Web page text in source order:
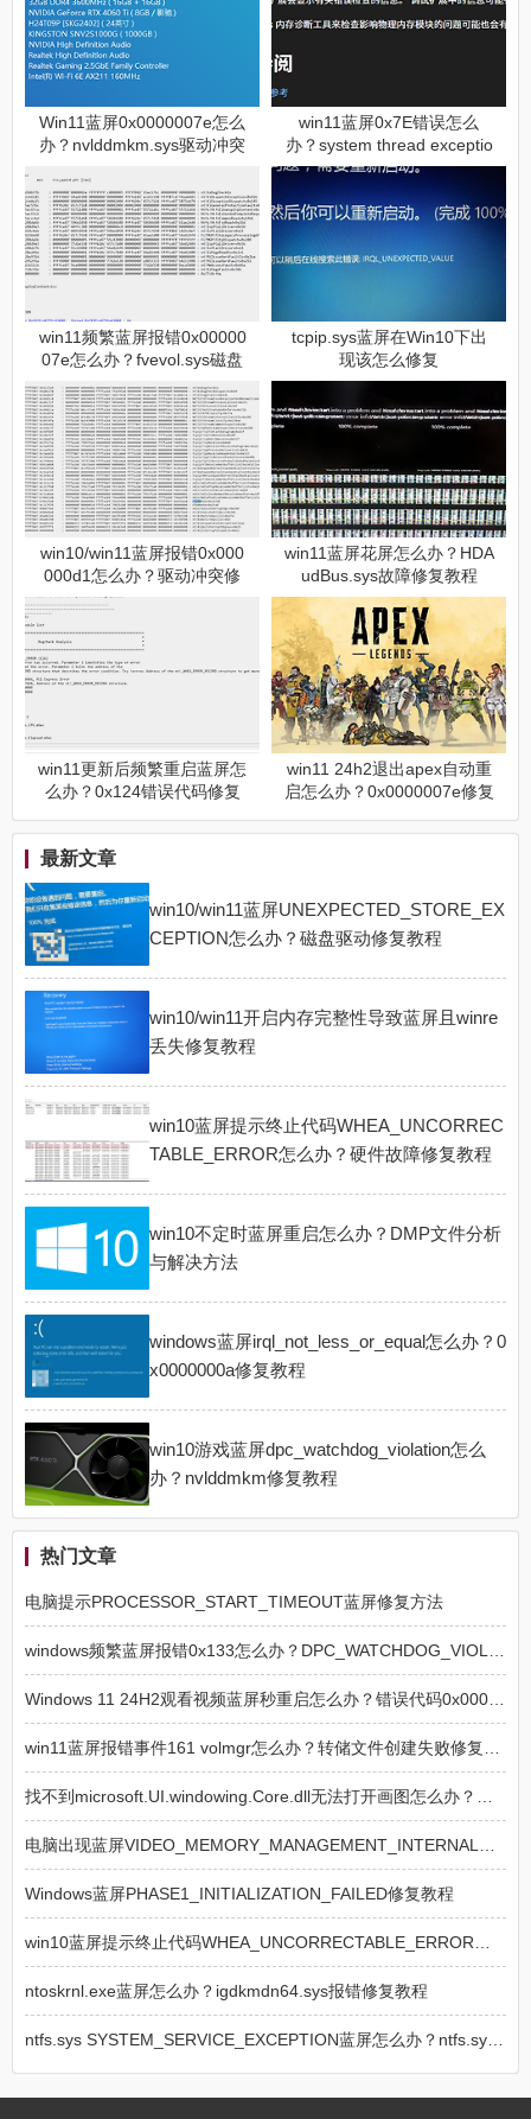
Win11蓝屏0x0000007e怎么
办？nvlddmkm.sys驱动冲突
win11蓝屏0x7E错误怎么
办？system thread exceptio
n修复教程
win11频繁蓝屏报错0x00000
07e怎么办？fvevol.sys磁盘
加密冲突修复
tcpip.sys蓝屏在Win10下出
现该怎么修复
win10/win11蓝屏报错0x000
000d1怎么办？驱动冲突修
复教程
win11蓝屏花屏怎么办？HDA
udBus.sys故障修复教程
win11更新后频繁重启蓝屏怎
么办？0x124错误代码修复
win11 24h2退出apex自动重
启怎么办？0x0000007e修复
最新文章
win10/win11蓝屏UNEXPECTED_STORE_EX
CEPTION怎么办？磁盘驱动修复教程
win10/win11开启内存完整性导致蓝屏且winre
丢失修复教程
win10蓝屏提示终止代码WHEA_UNCORREC
TABLE_ERROR怎么办？硬件故障修复教程
win10不定时蓝屏重启怎么办？DMP文件分析
与解决方法
windows蓝屏irql_not_less_or_equal怎么办？0
x0000000a修复教程
win10游戏蓝屏dpc_watchdog_violation怎么
办？nvlddmkm修复教程
热门文章
电脑提示PROCESSOR_START_TIMEOUT蓝屏修复方法
windows频繁蓝屏报错0x133怎么办？DPC_WATCHDOG_VIOLATION修复教程
Windows 11 24H2观看视频蓝屏秒重启怎么办？错误代码0x000000C2修复建议
win11蓝屏报错事件161 volmgr怎么办？转储文件创建失败修复教程
找不到microsoft.UI.windowing.Core.dll无法打开画图怎么办？mspaint修复教程
电脑出现蓝屏VIDEO_MEMORY_MANAGEMENT_INTERNAL怎么修复
Windows蓝屏PHASE1_INITIALIZATION_FAILED修复教程
win10蓝屏提示终止代码WHEA_UNCORRECTABLE_ERROR怎么办？硬件故障修复教程
ntoskrnl.exe蓝屏怎么办？igdkmdn64.sys报错修复教程
ntfs.sys SYSTEM_SERVICE_EXCEPTION蓝屏怎么办？ntfs.sys蓝屏修复教程